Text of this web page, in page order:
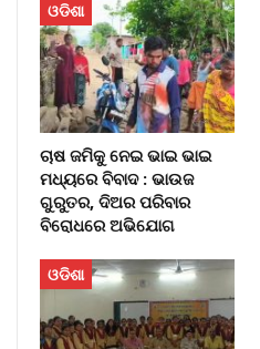
ଓଡିଶା
ଚାଷ ଜମିକୁ ନେଇ ଭାଇ ଭାଇ
ମଧ୍ୟରେ ବିବାଦ : ଭାଉଜ
ଗୁରୁତର, ଦିଅର ପରିବାର
ବିରୋଧରେ ଅଭିଯୋଗ
ଓଡିଶା